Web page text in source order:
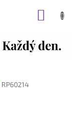
RP60214